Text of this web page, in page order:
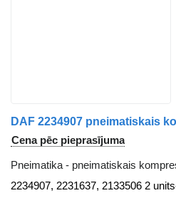
Cena pēc pieprasījuma
Pneimatika - pneimatiskais
2234907, 2231637, 2133506 2